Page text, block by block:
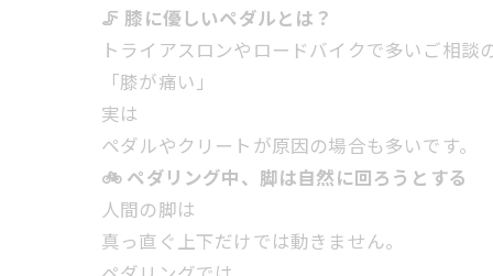
🦵 膝に優しいペダルとは？
トライアスロンやロードバイクで多いご相談
「膝が痛い」
実は
ペダルやクリートが原因の場合も多いです。
🚲 ペダリング中、脚は自然に回ろうとする
人間の脚は
真っ直ぐ上下だけでは動きません。